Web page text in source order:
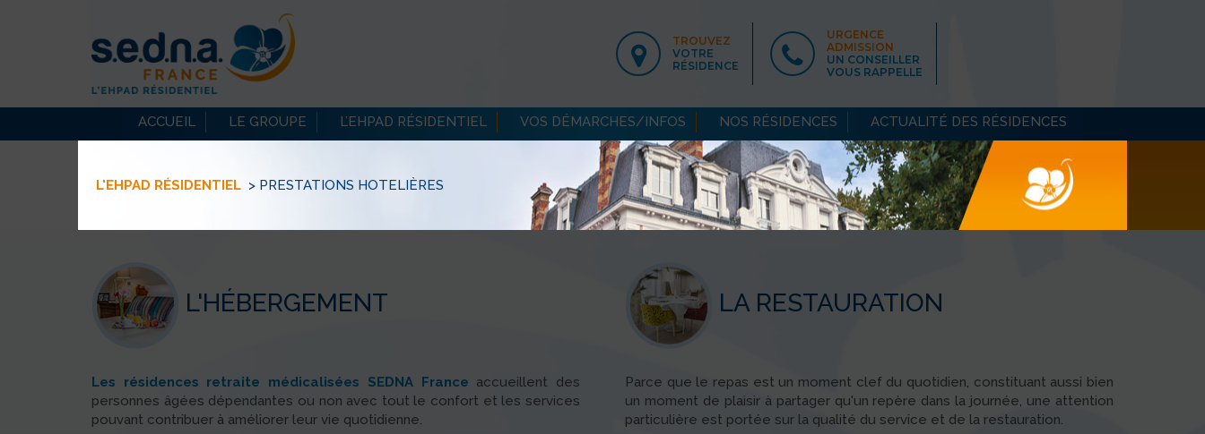
TROUVEZ
VOTRE
RÉSIDENCE
URGENCE
ADMISSION
UN CONSEILLER
VOUS RAPPELLE
ACCUEIL LE GROUPE L’EHPAD RÉSIDENTIEL VOS DÉMARCHES/INFOS NOS RÉSIDENCES ACTUALITÉ DES RÉSIDENCES
L'EHPAD RÉSIDENTIEL > PRESTATIONS HOTELIÈRES
L'HÉBERGEMENT
Les résidences retraite médicalisées SEDNA France accueillent des
personnes âgées dépendantes ou non avec tout le confort et les services
pouvant contribuer à améliorer leur vie quotidienne.
LA RESTAURATION
Parce que le repas est un moment clef du quotidien, constituant aussi bien
un moment de plaisir à partager qu'un repère dans la journée, une attention
particulière est portée sur la qualité du service et de la restauration.